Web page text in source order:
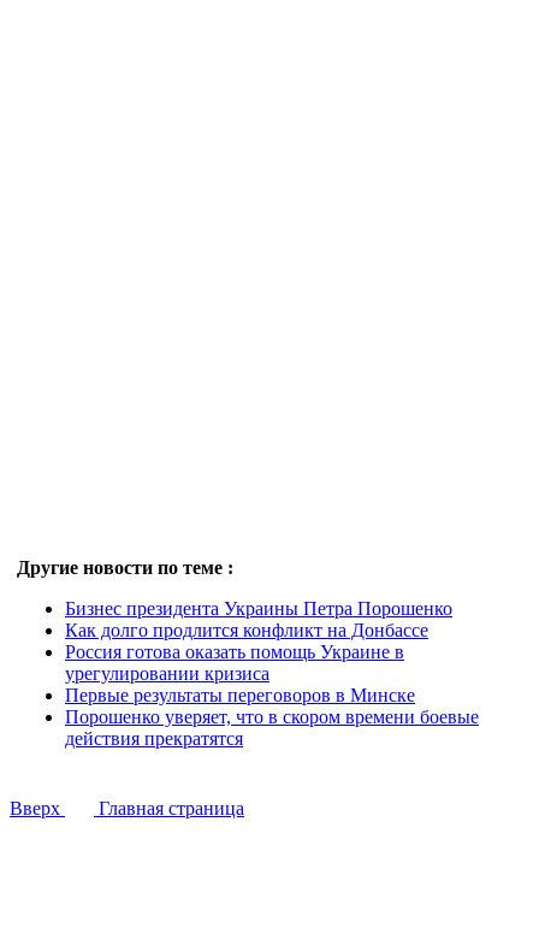
Другие новости по теме :
Бизнес президента Украины Петра Порошенко
Как долго продлится конфликт на Донбассе
Россия готова оказать помощь Украине в
урегулировании кризиса
Первые результаты переговоров в Минске
Порошенко уверяет, что в скором времени боевые
действия прекратятся
Вверх Главная страница